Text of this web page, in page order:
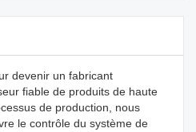
devenir un fabricant
fiable de produits de haute
de production, nous
le contrôle du système de